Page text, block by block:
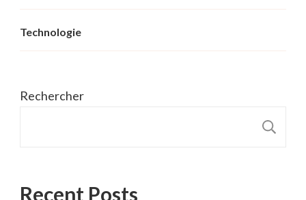
Technologie
Rechercher
Recent Posts